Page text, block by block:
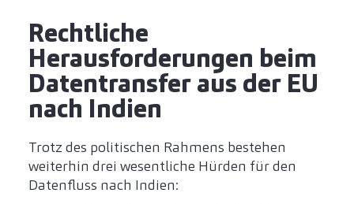
Rechtliche
Herausforderungen beim
Datentransfer aus der EU
nach Indien
Trotz des politischen Rahmens bestehen
weiterhin drei wesentliche Hürden für den
Datenfluss nach Indien: